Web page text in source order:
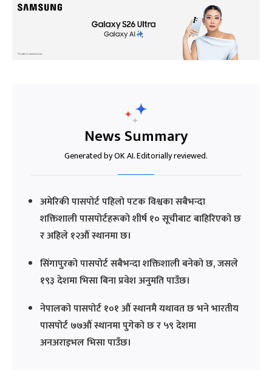
News Summary
Generated by OK AI. Editorially reviewed.
अमेरिकी पासपोर्ट पहिलो पटक विश्वका सबैभन्दा
शक्तिशाली पासपोर्टहरूको शीर्ष १० सूचीबाट बाहिरिएको छ
र अहिले १२औं स्थानमा छ।
सिंगापुरको पासपोर्ट सबैभन्दा शक्तिशाली बनेको छ, जसले
१९३ देशमा भिसा बिना प्रवेश अनुमति पाउँछ।
नेपालको पासपोर्ट १०१ औं स्थानमै यथावत छ भने भारतीय
पासपोर्ट ७७औं स्थानमा पुगेको छ र ५९ देशमा
अनअराइभल भिसा पाउँछ।